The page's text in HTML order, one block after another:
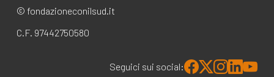
© fondazioneconilsud.it
C.F. 97442750580
Seguici sui social: